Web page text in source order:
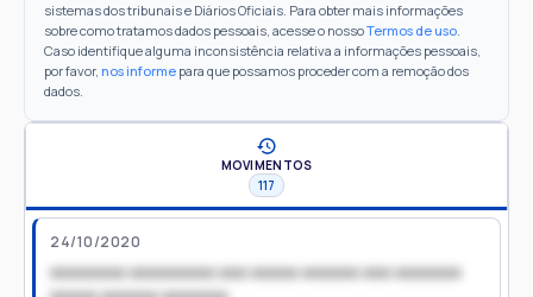
sistemas dos tribunais e Diários Oficiais. Para obter mais informações
sobre como tratamos dados pessoais, acesse o nossoTermos de uso.
Caso identifique alguma inconsistência relativa a informações pessoais,
por favor, nos informe para que possamos proceder com a remoção dos
dados.
MOVIMENTOS
117
24/10/2020
xxxxxxxx xxxxxxxxx xxx xxxxx xxxxxx xxx xxxxxxx